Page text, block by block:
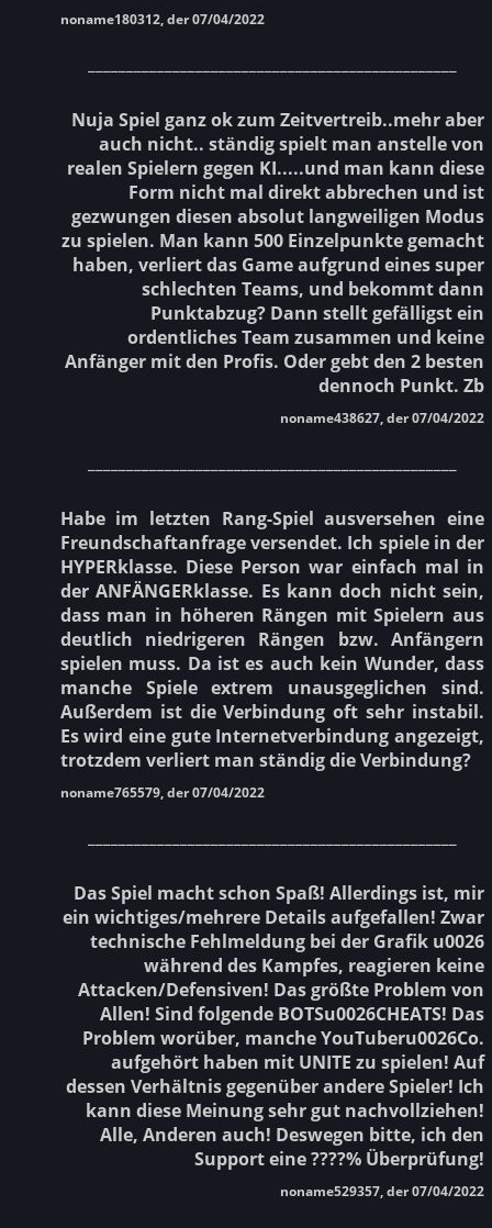
noname180312, der 07/04/2022
Nuja Spiel ganz ok zum Zeitvertreib..mehr aber
auch nicht.. ständig spielt man anstelle von
realen Spielern gegen KI.....und man kann diese
Form nicht mal direkt abbrechen und ist
gezwungen diesen absolut langweiligen Modus
zu spielen. Man kann 500 Einzelpunkte gemacht
haben, verliert das Game aufgrund eines super
schlechten Teams, und bekommt dann
Punktabzug? Dann stellt gefälligst ein
ordentliches Team zusammen und keine
Anfänger mit den Profis. Oder gebt den 2 besten
dennoch Punkt. Zb
noname438627, der 07/04/2022
Habe im letzten Rang-Spiel ausversehen eine
Freundschaftanfrage versendet. Ich spiele in der
HYPERklasse. Diese Person war einfach mal in
der ANFÄNGERklasse. Es kann doch nicht sein,
dass man in höheren Rängen mit Spielern aus
deutlich niedrigeren Rängen bzw. Anfängern
spielen muss. Da ist es auch kein Wunder, dass
manche Spiele extrem unausgeglichen sind.
Außerdem ist die Verbindung oft sehr instabil.
Es wird eine gute Internetverbindung angezeigt,
trotzdem verliert man ständig die Verbindung?
noname765579, der 07/04/2022
Das Spiel macht schon Spaß! Allerdings ist, mir
ein wichtiges/mehrere Details aufgefallen! Zwar
technische Fehlmeldung bei der Grafik u0026
während des Kampfes, reagieren keine
Attacken/Defensiven! Das größte Problem von
Allen! Sind folgende BOTSu0026CHEATS! Das
Problem worüber, manche YouTuberu0026Co.
aufgehört haben mit UNITE zu spielen! Auf
dessen Verhältnis gegenüber andere Spieler! Ich
kann diese Meinung sehr gut nachvollziehen!
Alle, Anderen auch! Deswegen bitte, ich den
Support eine ????% Überprüfung!
noname529357, der 07/04/2022